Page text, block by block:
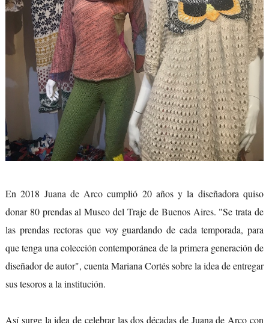
En 2018 Juana de Arco cumplió 20 años y la diseñadora quiso
donar 80 prendas al Museo del Traje de Buenos Aires. "Se trata de
las prendas rectoras que voy guardando de cada temporada, para
que tenga una colección contemporánea de la primera generación de
diseñador de autor", cuenta Mariana Cortés sobre la idea de entregar
sus tesoros a la institución.
Así surge la idea de celebrar las dos décadas de Juana de Arco con